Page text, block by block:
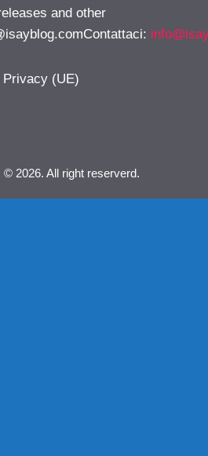
and other
:
(UE)
© 2026. All right reserverd.